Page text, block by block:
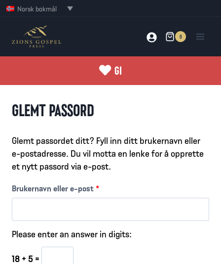
Skip
content
Norsk bokmål
0
GI
GLEMT PASSORD
Glemt passordet ditt? Fyll inn ditt brukernavn eller
e-postadresse. Du vil motta en lenke for å opprette
et nytt passord via e-post.
Brukernavn eller e-post *P
Please enter an answer in digits:
18 + 5 =